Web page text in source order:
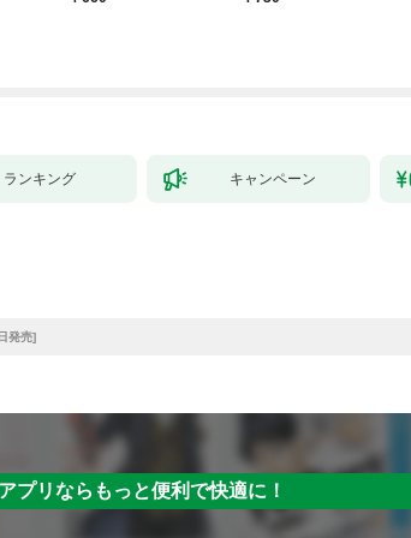
ランキング キャンペーン
発売]
アプリならもっと便利で快適に！